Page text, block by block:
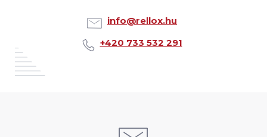
info@rellox.hu
+420 733 532 291